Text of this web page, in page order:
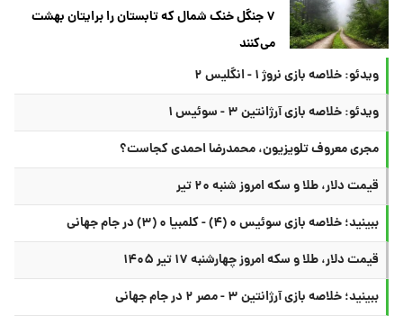
۷ جنگل خنک شمال که تابستان را برایتان بهشت
می‌کنند
ویدئو: خلاصه بازی نروژ ۱ - انگلیس ۲
ویدئو: خلاصه بازی آرژانتین ۳ - سوئیس ۱
مجری معروف تلویزیون، محمدرضا احمدی کجاست؟
قیمت دلار، طلا و سکه امروز شنبه ۲۰ تیر
ببینید؛ خلاصه بازی سوئیس ۰ (۴) - کلمبیا ۰ (۳) در جام جهانی
قیمت دلار، طلا و سکه امروز چهارشنبه ۱۷ تیر ۱۴۰۵
ببینید؛ خلاصه بازی آرژانتین ۳ - مصر ۲ در جام جهانی